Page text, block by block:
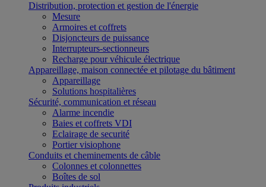
Distribution, protection et gestion de l'énergie
Mesure
Armoires et coffrets
Disjoncteurs de puissance
Interrupteurs-sectionneurs
Recharge pour véhicule électrique
Appareillage, maison connectée et pilotage du bâtiment
Appareillage
Solutions hospitalières
Sécurité, communication et réseau
Alarme incendie
Baies et coffrets VDI
Eclairage de securité
Portier visiophone
Conduits et cheminements de câble
Colonnes et colonnettes
Boîtes de sol